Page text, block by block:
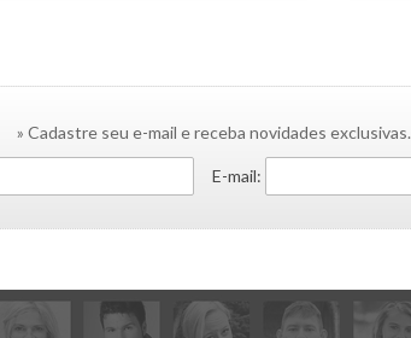
» Cadastre seu e-mail e receba novidades exclusivas.
E-mail: